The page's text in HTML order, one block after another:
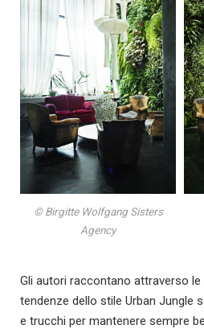
© Birgitte Wolfgang Sisters
Agency
Gli autori raccontano attraverso le
tendenze dello stile Urban Jungle
e trucchi per mantenere sempre